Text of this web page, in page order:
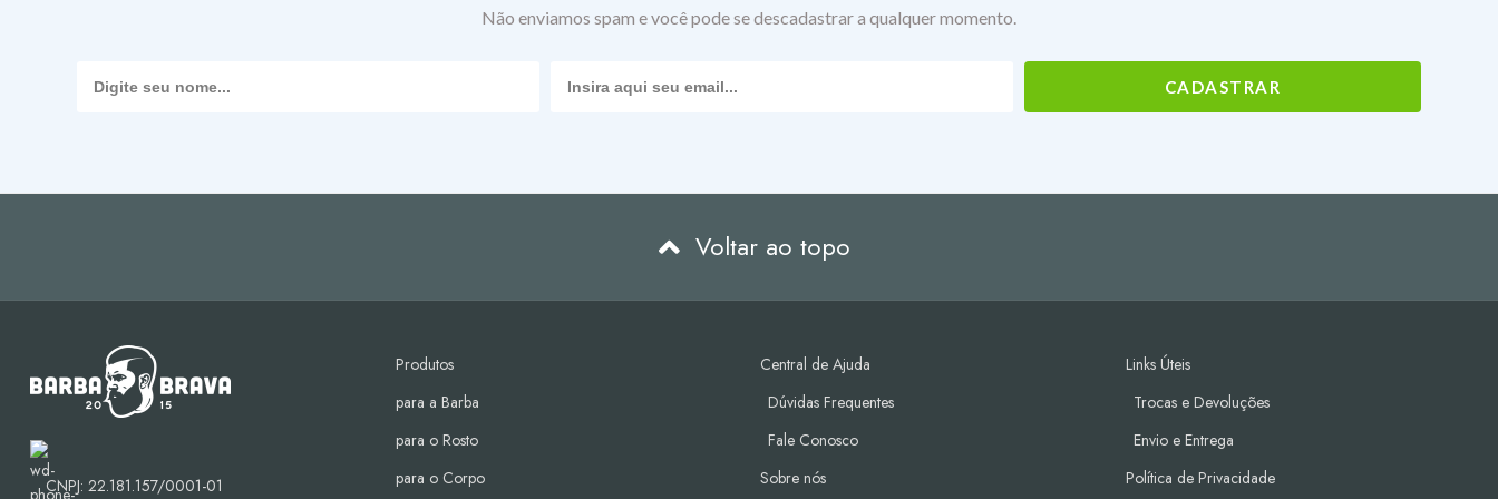
sanguínea na área da barba, promovendo o crescimento saudável de novos pelos.
Experimente nossos produtos para barba e sinta a diferença que ingredientes naturais selecionados podem fazer para a saúde e aparência da sua
barba. Compre agora e descubra como nossos produtos premium para barba podem melhorar o seu cuidado com a barba e a sua aparência em geral.
Não enviamos spam e você pode se descadastrar a qualquer momento.
Voltar ao topo
CNPJ: 22.181.157/0001-01
Produtos
para a Barba
para o Rosto
para o Corpo
Central de Ajuda
Dúvidas Frequentes
Fale Conosco
Sobre nós
Links Úteis
Trocas e Devoluções
Envio e Entrega
Política de Privacidade